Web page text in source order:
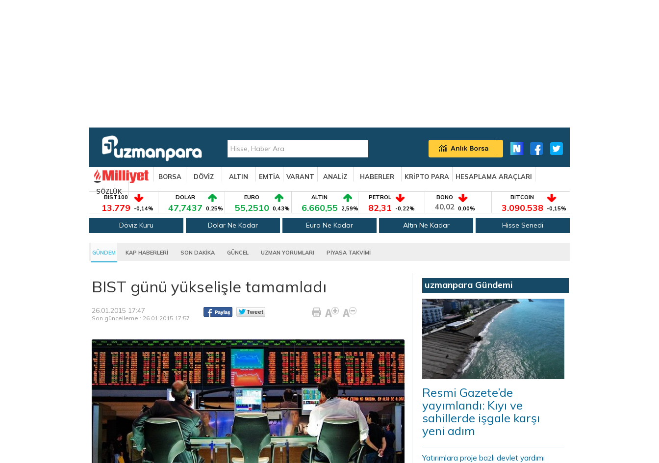
BORSA DÖVİZ ALTIN EMTİA VARANT ANALİZ HABERLER KRİPTO PARA
HESAPLAMA ARAÇLARI
SÖZLÜK
BIST100
13.779 -0,14%
DOLAR
47,7437 0,25%
EURO
55,2510 0,43%
ALTIN
6.660,55 2,59%
PETROL
82,31 -0,22%
BONO
40,02 0,00%
BITCOIN
3.090.538 -0,15%
Döviz Kuru Dolar Ne Kadar Euro Ne Kadar Altın Ne Kadar Hisse Senedi
GÜNDEM KAP HABERLERİ SON DAKİKA GÜNCEL UZMAN YORUMLARI PİYASA TAKVİMİ
BIST günü yükselişle tamamladı
26.01.2015 17:47
Son güncelleme : 26.01.2015 17:57
uzmanpara Gündemi
Resmi Gazete’de
yayımlandı: Kıyı ve
sahillerde işgale karşı
yeni adım
Yatırımlara proje bazlı devlet yardımı